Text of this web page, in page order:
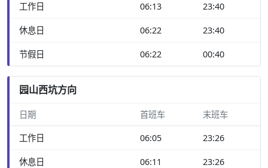
工作日 06:13 23:40
休息日 06:22 23:40
节假日 06:22 00:40
园山西坑方向
日期 首班车 末班车
工作日 06:05 23:26
休息日 06:11 23:26